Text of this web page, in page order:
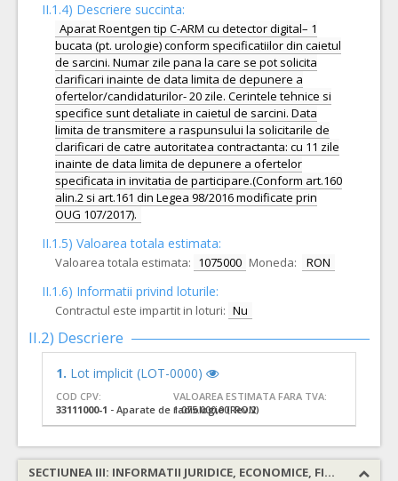
II.1.4) Descriere succinta:
Aparat Roentgen tip C-ARM cu detector digital– 1
bucata (pt. urologie) conform specificatiilor din caietul
de sarcini. Numar zile pana la care se pot solicita
clarificari inainte de data limita de depunere a
ofertelor/candidaturilor- 20 zile. Cerintele tehnice si
specifice sunt detaliate in caietul de sarcini. Data
limita de transmitere a raspunsului la solicitarile de
clarificari de catre autoritatea contractanta: cu 11 zile
inainte de data limita de depunere a ofertelor
specificata in invitatia de participare.(Conform art.160
alin.2 si art.161 din Legea 98/2016 modificate prin
OUG 107/2017).
II.1.5) Valoarea totala estimata:
Valoarea totala estimata: 1075000 Moneda: RON
II.1.6) Informatii privind loturile:
Contractul este impartit in loturi: Nu
II.2) Descriere
1. Lot implicit (LOT-0000)
COD CPV:
33111000-1 - Aparate de radiologie (Rev.2)
VALOAREA ESTIMATA FARA TVA:
1.075.000,00 RON
SECTIUNEA III: INFORMATII JURIDICE, ECONOMICE, FINANCIARE SI TEHNICE